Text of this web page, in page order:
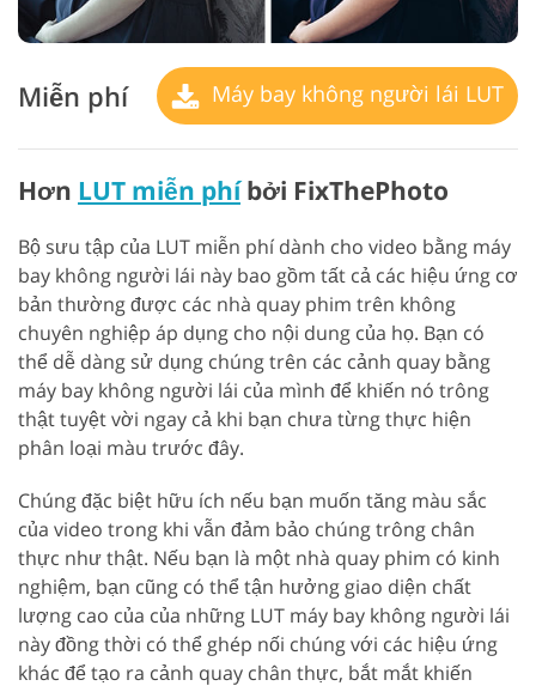
Miễn phí Máy bay không người lái LUT
Hơn LUT miễn phíbởi FixThePhoto
Bộ sưu tập của LUT miễn phí dành cho video bằng máy
bay không người lái này bao gồm tất cả các hiệu ứng cơ
bản thường được các nhà quay phim trên không
chuyên nghiệp áp dụng cho nội dung của họ. Bạn có
thể dễ dàng sử dụng chúng trên các cảnh quay bằng
máy bay không người lái của mình để khiến nó trông
thật tuyệt vời ngay cả khi bạn chưa từng thực hiện
phân loại màu trước đây.
Chúng đặc biệt hữu ích nếu bạn muốn tăng màu sắc
của video trong khi vẫn đảm bảo chúng trông chân
thực như thật. Nếu bạn là một nhà quay phim có kinh
nghiệm, bạn cũng có thể tận hưởng giao diện chất
lượng cao của của những LUT máy bay không người lái
này đồng thời có thể ghép nối chúng với các hiệu ứng
khác để tạo ra cảnh quay chân thực, bắt mắt khiến